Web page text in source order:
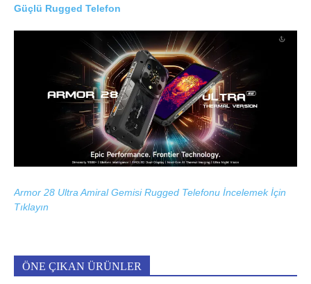
Güçlü Rugged Telefon
Armor 28 Ultra Amiral Gemisi Rugged Telefonu İncelemek İçin
Tıklayın
ÖNE ÇIKAN ÜRÜNLER